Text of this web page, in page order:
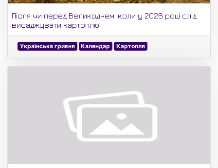
Після чи перед Великоднем: коли у 2026 році слід
висаджувати картоплю.
Українська гривня Календар Картопля